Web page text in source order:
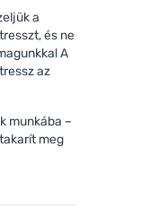
Kvitok Tisztító
teafával BIO (30
a
és ne
A
az
munkába –
meg